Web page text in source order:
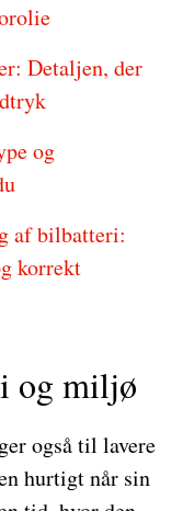
Detaljen, der
og
af bilbatteri:
korrekt
og miljø
også til lavere
hurtigt når sin